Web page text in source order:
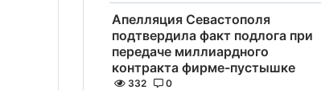
Апелляция Севастополя
подтвердила факт подлога при
передаче миллиардного
контракта фирме-пустышке
332 0